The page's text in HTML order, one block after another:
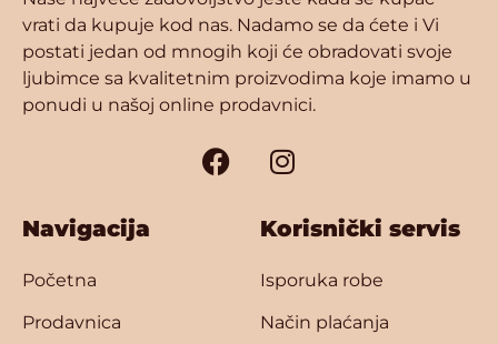
vrati da kupuje kod nas. Nadamo se da ćete i Vi
postati jedan od mnogih koji će obradovati svoje
ljubimce sa kvalitetnim proizvodima koje imamo u
ponudi u našoj online prodavnici.
Navigacija
Početna
Prodavnica
Korisnički servis
Isporuka robe
Način plaćanja